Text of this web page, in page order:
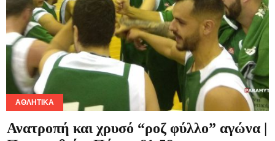
ΑΘΛΗΤΙΚΆ
Ανατροπή και χρυσό “ροζ φύλλο” αγώνα |